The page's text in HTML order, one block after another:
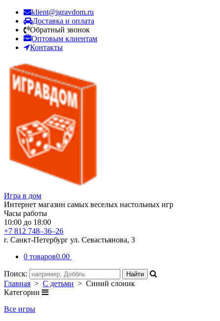
klient@igravdom.ru
Доставка и оплата
Обратный звонок
Оптовым клиентам
Контакты
Игра в дом
Интернет магазин самых веселых настольных игр
Часы работы
10:00 до 18:00
+7 812 748–36–26
г. Санкт-Петербург ул. Севастьянова, 3
0 товаров0.00
Поиск:
Главная > С детьми > Синий слоник
Категории
Все игры